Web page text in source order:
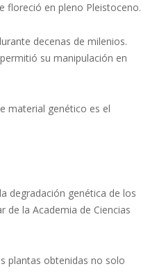
floreció en pleno Pleistoceno.
decenas de milenios.
su manipulación en
material genético es el
degradación genética de los
de la Academia de Ciencias
plantas obtenidas no solo